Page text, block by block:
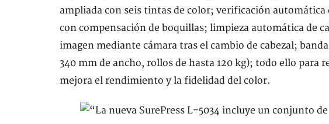
ampliada con seis tintas de color; verificación
con compensación de boquillas; limpieza automática de
imagen mediante cámara tras el cambio de cabezal;
340 mm de ancho, rollos de hasta 120 kg); todo ello para
mejora el rendimiento y la fidelidad del color.